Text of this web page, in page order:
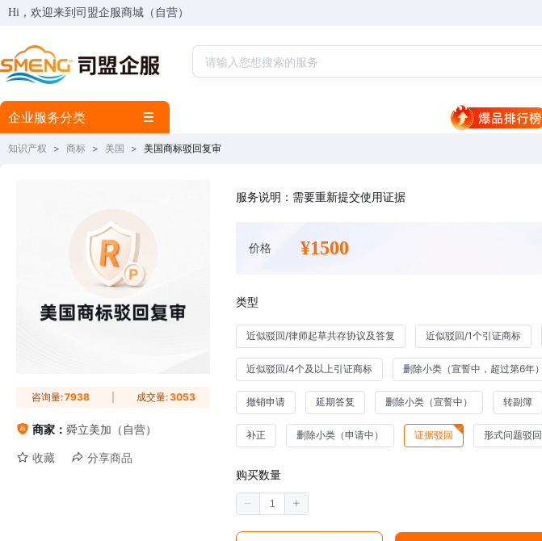
Hi，欢迎来到司盟企服商城（自营）
企业服务分类
知识产权 > 商标 > 美国 > 美国商标驳回复审
咨询量:7938 成交量:3053
商家： 舜立美加（自营）
收藏 分享商品
服务说明：需要重新提交使用证据
价格 ¥1500
类型
近似驳回/律师起草共存协议及答复 近似驳回/1个引证商标
近似驳回/4个及以上引证商标 删除小类（宣誓中，超过第6年）
撤销申请 延期答复 删除小类（宣誓中） 转副簿
补正 删除小类（申请中） 证据驳回 形式问题驳回
购买数量